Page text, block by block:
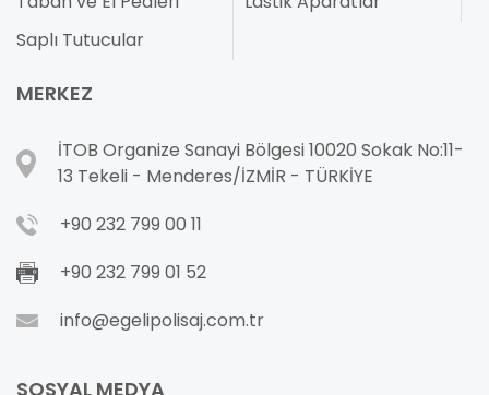
Saplı Tutucular
MERKEZ
İTOB Organize Sanayi Bölgesi 10020 Sokak No:11-
13 Tekeli - Menderes/İZMİR - TÜRKİYE
+90 232 799 00 11
+90 232 799 01 52
info@egelipolisaj.com.tr
SOSYAL MEDYA